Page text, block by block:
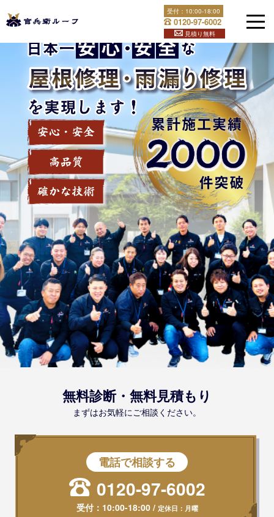
to
content
0120-97-6002
受付： 10:00-18:00
見積り無料
官兵衛ルーフは福岡県全土と下関で屋根修理・雨漏り修理を
行っております！屋根のことでお困りなら官兵衛ルーフへ！
無料診断・無料見積もり
まずはお気軽にご相談ください。
電話で相談する
0120-97-6002
受付： 10:00-18:00/ 定休日：月曜